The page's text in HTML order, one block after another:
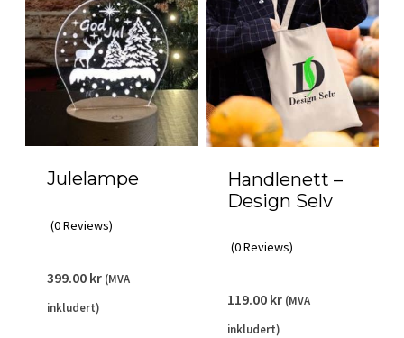
Julelampe
(0 Reviews)
399.00 kr (MVA
inkludert)
Handlenett –
Design Selv
(0 Reviews)
119.00 kr (MVA
inkludert)